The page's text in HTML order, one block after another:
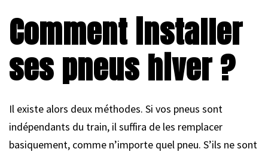
Comment installer
ses pneus hiver ?
Il existe alors deux méthodes. Si vos pneus sont
indépendants du train, il suffira de les remplacer
basiquement, comme n’importe quel pneu. S’ils ne sont